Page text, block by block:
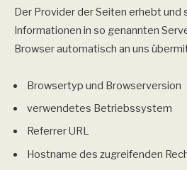
Der Provider der Seiten erhebt
Informationen in so genannten
Browser automatisch an uns
Browsertyp und Browserversion
verwendetes Betriebssystem
Referrer URL
Hostname des zugreifenden